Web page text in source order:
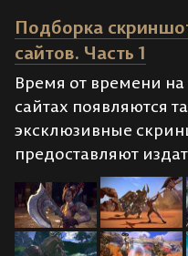
Подборка
сайтов. Часть 1
Время от времени
сайтах появляются
эксклюзивные
предоставляют